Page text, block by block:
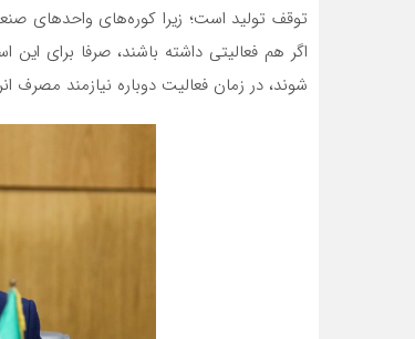
توقف تولید است؛ زیرا کوره‌های واحدهای
اگر هم فعالیتی داشته باشند، صرفا برای
شوند، در زمان فعالیت دوباره نیازمند مصرف